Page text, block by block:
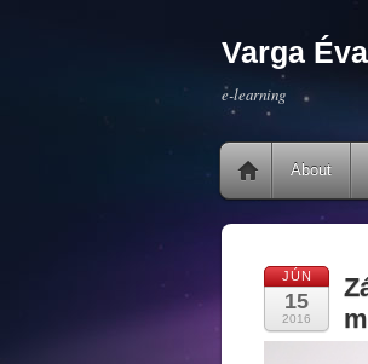
Varga
e-learning
About
JÚN
15
2016